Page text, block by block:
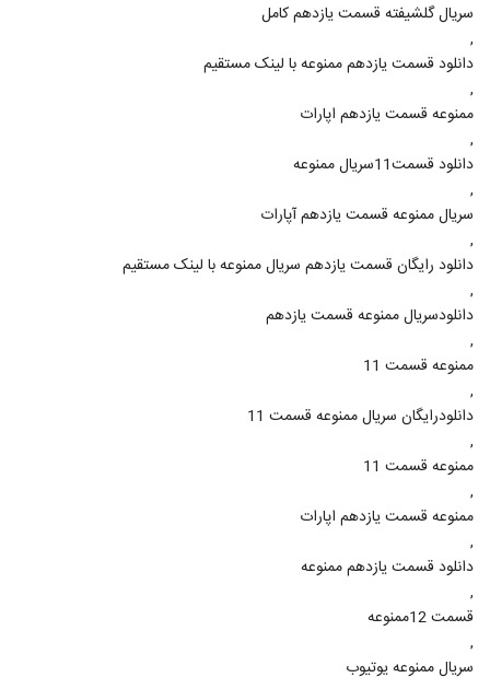
سريال گلشيفته قسمت یازدهم كامل
,
دانلود قسمت یازدهم ممنوعه با لینک مستقیم
,
ممنوعه قسمت یازدهم اپارات
,
دانلود قسمت11سریال ممنوعه
,
سریال ممنوعه قسمت یازدهم آپارات
,
دانلود رایگان قسمت یازدهم سریال ممنوعه با لینک مستقیم
,
دانلودسریال ممنوعه قسمت یازدهم
,
ممنوعه قسمت 11
,
دانلودرایگان سریال ممنوعه قسمت 11
,
ممنوعه قسمت 11
,
ممنوعه قسمت یازدهم اپارات
,
دانلود قسمت یازدهم ممنوعه
,
قسمت 12ممنوعه
,
سریال ممنوعه یوتیوب